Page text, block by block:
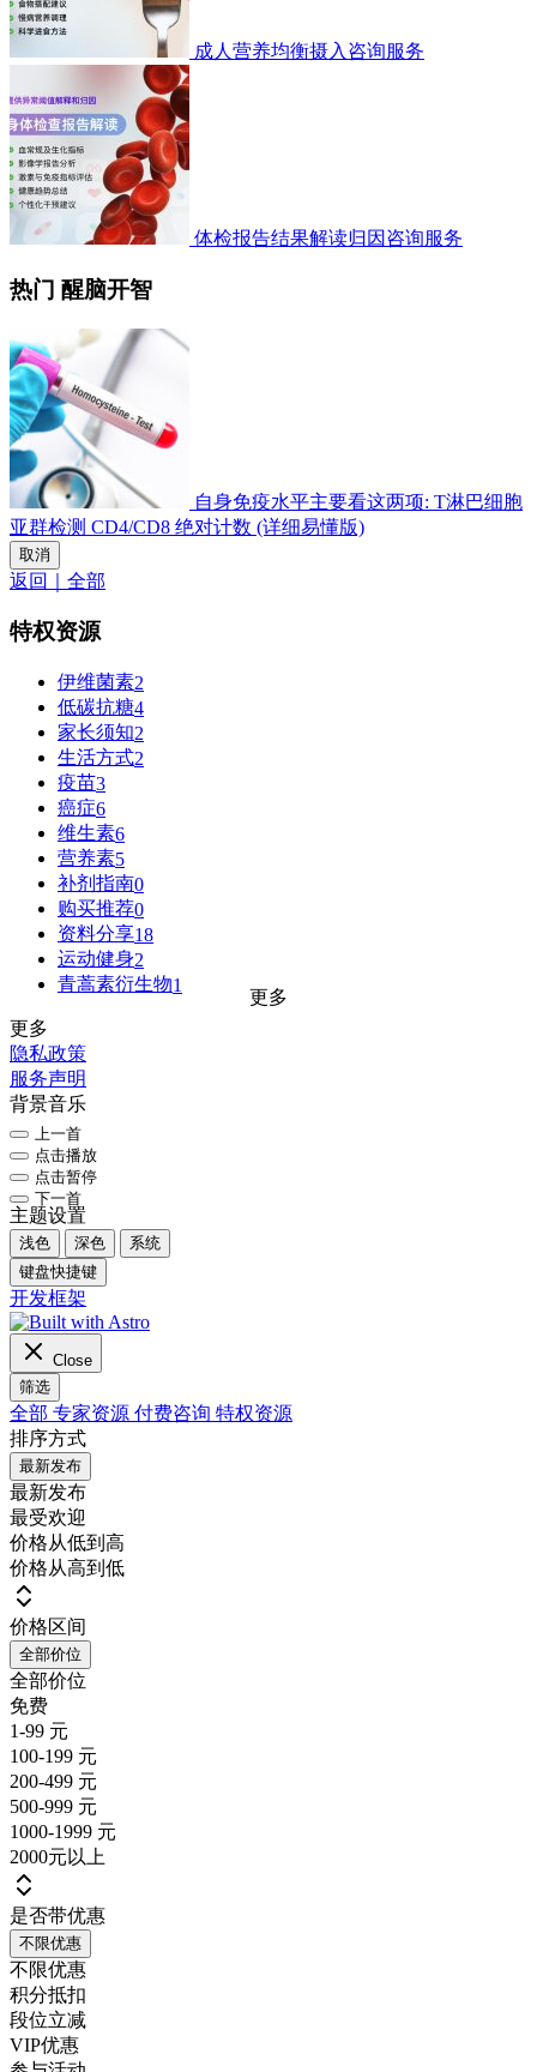
成人营养均衡摄入咨询服务
体检报告结果解读归因咨询服务
热门 醒脑开智
自身免疫水平主要看这两项: T淋巴细胞
亚群检测 CD4/CD8 绝对计数 (详细易懂版)
取消
返回｜全部
特权资源
伊维菌素2
低碳抗糖4
家长须知2
生活方式2
疫苗3
癌症6
维生素6
营养素5
补剂指南0
购买推荐0
资料分享18
运动健身2
青蒿素衍生物1
更多
更多
隐私政策
服务声明
背景音乐
上一首
点击播放
点击暂停
下一首
主题设置
浅色 深色
系统
键盘快捷键
开发框架
Close
筛选
全部 专家资源 付费咨询 特权资源
排序方式
最新发布
最新发布
最受欢迎
价格从低到高
价格从高到低
价格区间
全部价位
全部价位
免费
1-99 元
100-199 元
200-499 元
500-999 元
1000-1999 元
2000元以上
是否带优惠
不限优惠
不限优惠
积分抵扣
段位立减
VIP优惠